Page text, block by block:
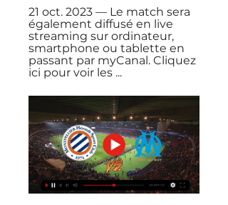
21 oct. 2023 — Le match sera
également diffusé en live
streaming sur ordinateur,
smartphone ou tablette en
passant par myCanal. Cliquez
ici pour voir les ...